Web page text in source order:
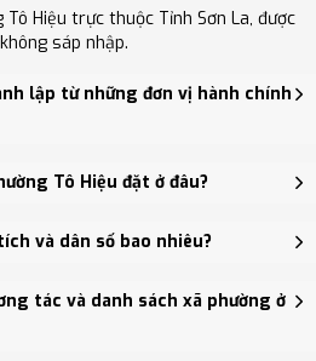
Hiệu trực thuộc Tỉnh Sơn La, được
sáp nhập.
lập từ những đơn vị hành chính
trên cơ sở sáp nhập Phường
Phường Chiềng Lề, Phường Tô
Tô Hiệu đặt ở đâu?
Tô Hiệu đặt tại Số 89, đường Lê
Sơn La - trung tâm khu vực thuận
và dân số bao nhiêu?
km², Dân số: 51,293 người, Mật
km²
tác và danh sách xã phường ở